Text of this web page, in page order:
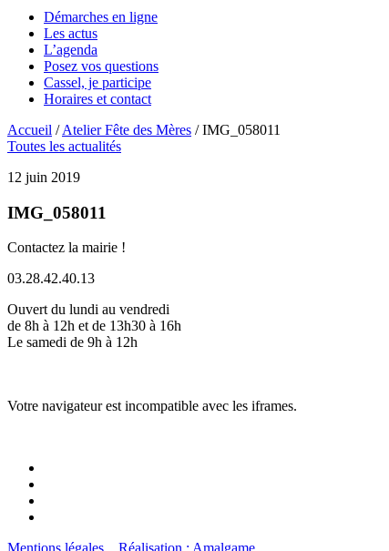
Démarches en ligne
Les actus
L’agenda
Posez vos questions
Cassel, je participe
Horaires et contact
Accueil /Atelier Fête des Mères /IMG_058011
Toutes les actualités
12 juin 2019
IMG_058011
Contactez la mairie !
03.28.42.40.13
Ouvert du lundi au vendredi
de 8h à 12h et de 13h30 à 16h
Le samedi de 9h à 12h
Votre navigateur est incompatible avec les iframes.